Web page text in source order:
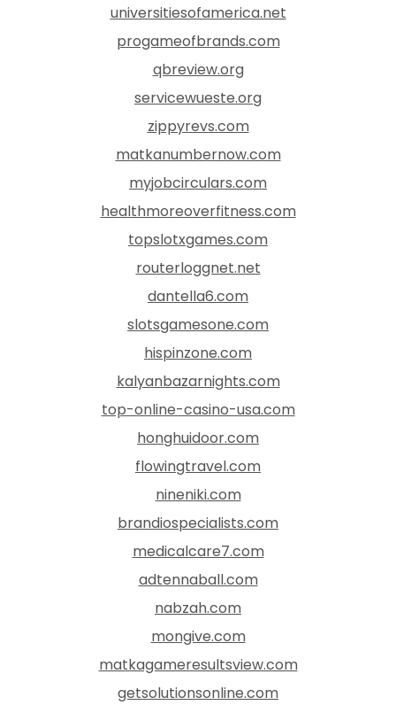
universitiesofamerica.net
progameofbrands.com
qbreview.org
servicewueste.org
zippyrevs.com
matkanumbernow.com
myjobcirculars.com
healthmoreoverfitness.com
topslotxgames.com
routerloggnet.net
dantella6.com
slotsgamesone.com
hispinzone.com
kalyanbazarnights.com
top-online-casino-usa.com
honghuidoor.com
flowingtravel.com
nineniki.com
brandiospecialists.com
medicalcare7.com
adtennaball.com
nabzah.com
mongive.com
matkagameresultsview.com
getsolutionsonline.com